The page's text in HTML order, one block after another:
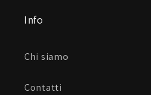
Info
Chi siamo
Contatti